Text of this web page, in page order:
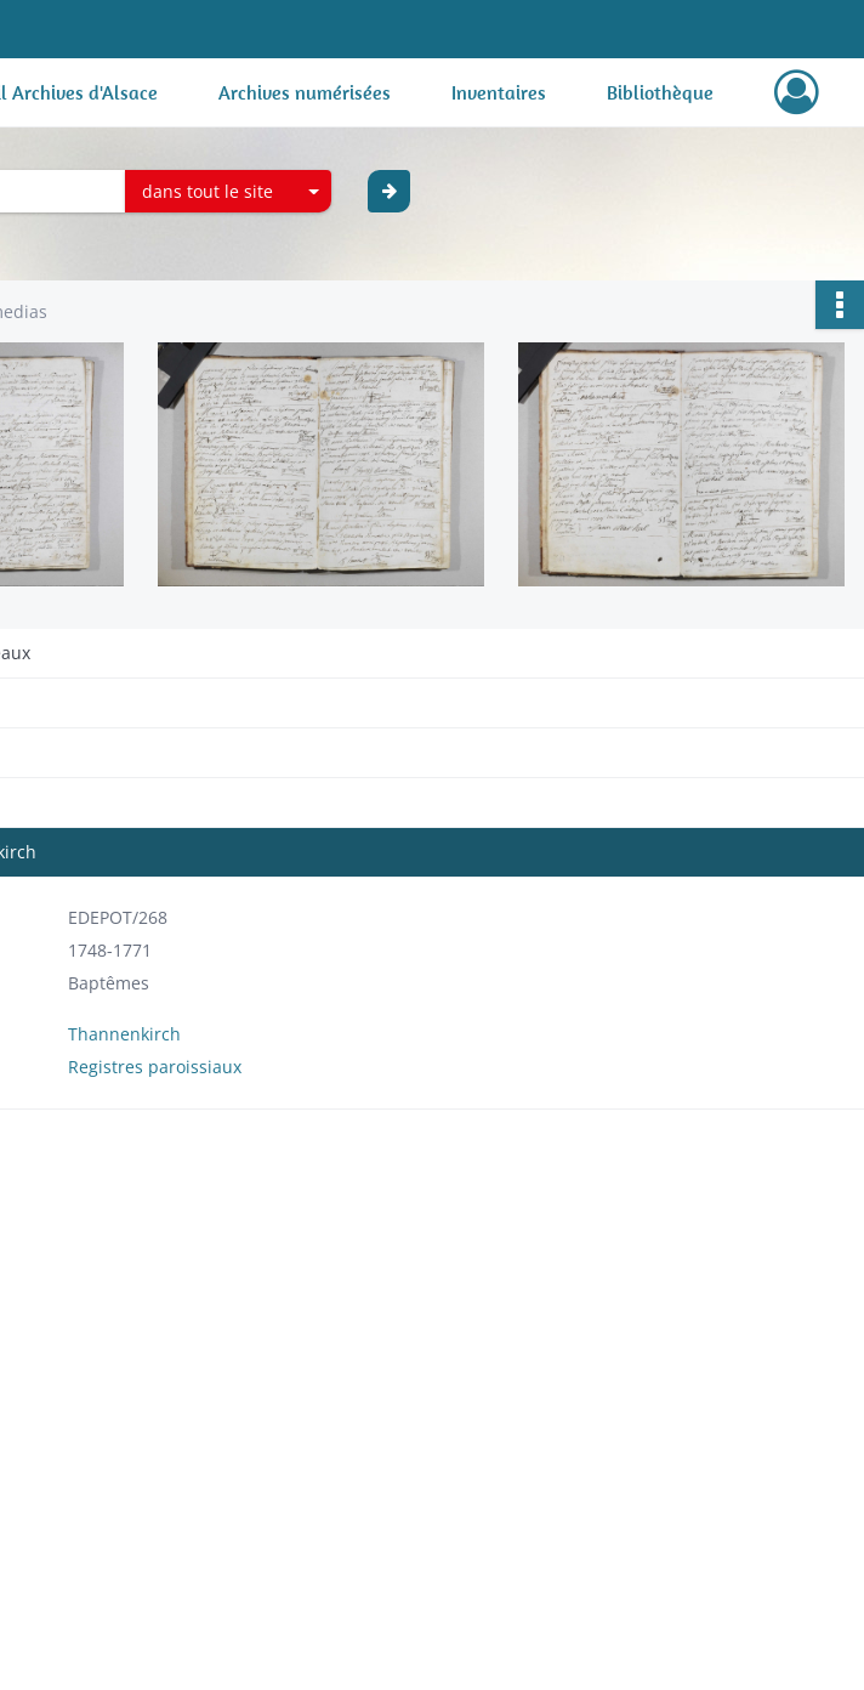
Archives d'Alsace Archives numérisées Inventaires Bibliothèque
dans tout le site
EDEPOT/268
1748-1771
Baptêmes
Thannenkirch
Registres paroissiaux